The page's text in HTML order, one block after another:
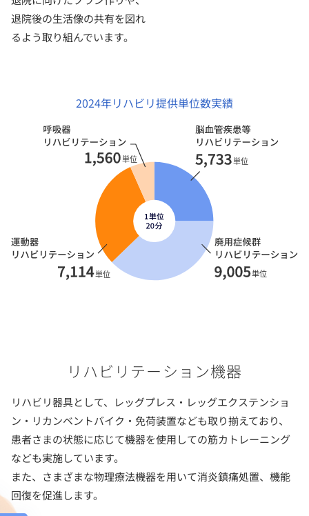
退院後の生活像の共有を図れ
るよう取り組んでいます。
2024年リハビリ提供単位数実績
リハビリテーション機器
リハビリ器具として、レッグプレス・レッグエクステンショ
ン・リカンベントバイク・免荷装置なども取り揃えており、
患者さまの状態に応じて機器を使用しての筋カトレーニング
なども実施しています。
また、さまざまな物理療法機器を用いて消炎鎮痛処置、機能
回復を促進します。